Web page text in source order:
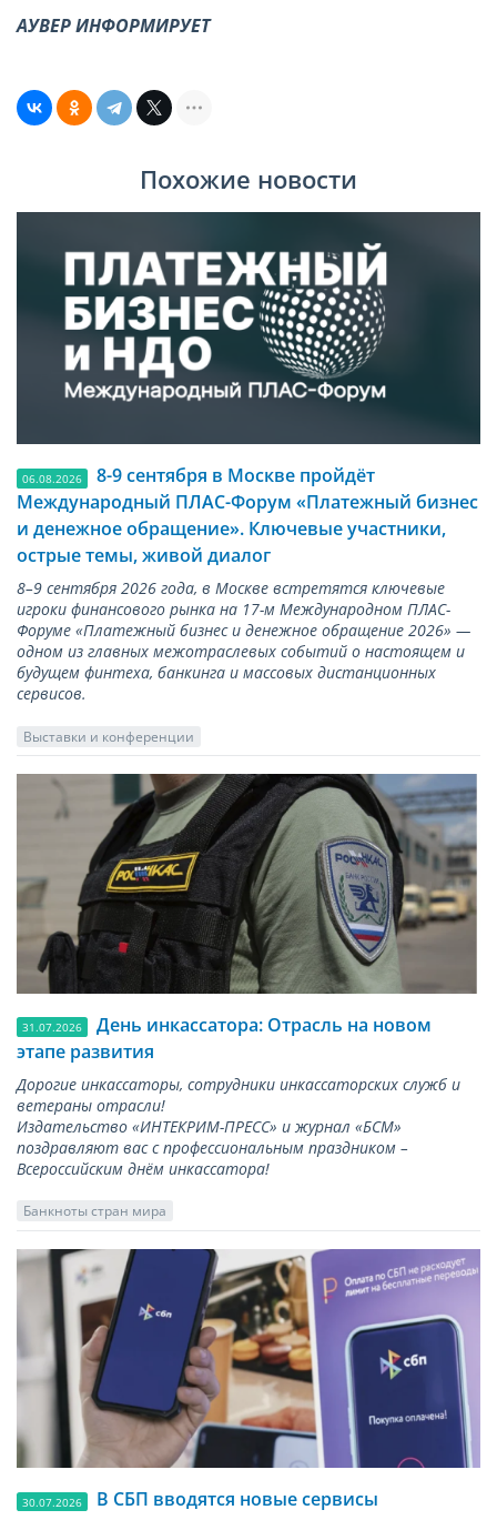
АУВЕР ИНФОРМИРУЕТ
Похожие новости
06.08.2026
8-9 сентября в Москве пройдёт
Международный ПЛАС-Форум «Платежный бизнес
и денежное обращение». Ключевые участники,
острые темы, живой диалог
8–9 сентября 2026 года, в Москве встретятся ключевые
игроки финансового рынка на 17-м Международном ПЛАС-
Форуме «Платежный бизнес и денежное обращение 2026» —
одном из главных межотраслевых событий о настоящем и
будущем финтеха, банкинга и массовых дистанционных
сервисов.
Выставки и конференции
31.07.2026
День инкассатора: Отрасль на новом
этапе развития
Дорогие инкассаторы, сотрудники инкассаторских служб и
ветераны отрасли!
Издательство «ИНТЕКРИМ-ПРЕСС» и журнал «БСМ»
поздравляют вас с профессиональным праздником –
Всероссийским днём инкассатора!
Банкноты стран мира
30.07.2026 В СБП вводятся новые сервисы